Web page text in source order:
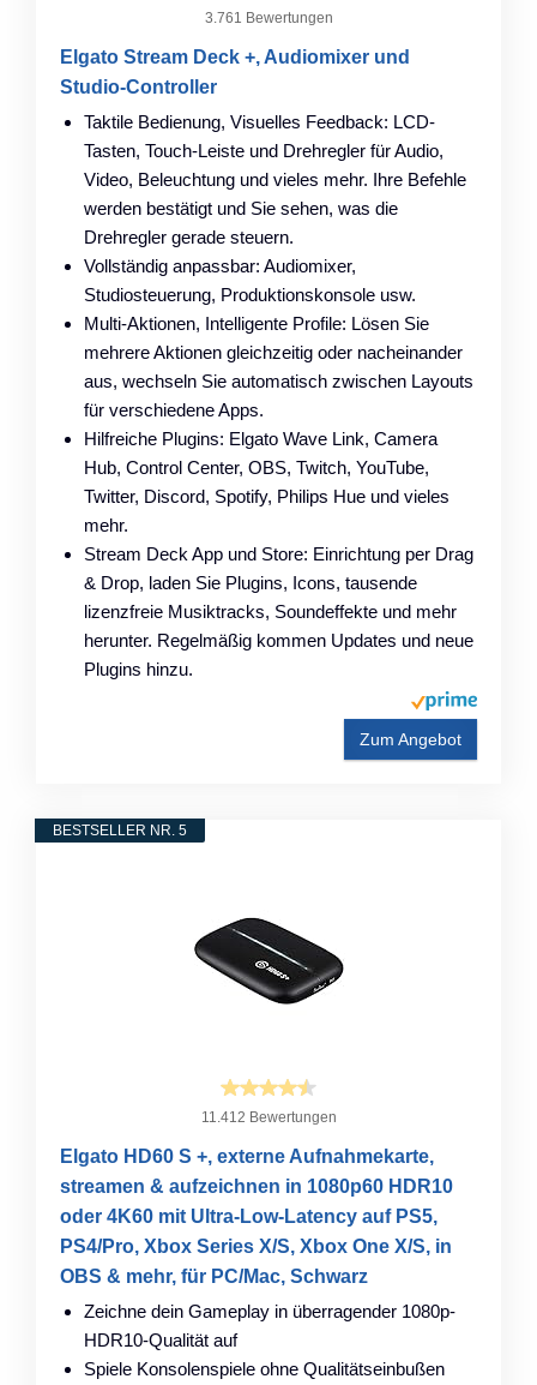
3.761 Bewertungen
Elgato Stream Deck +, Audiomixer und
Studio-Controller
Taktile Bedienung, Visuelles Feedback: LCD-
Tasten, Touch-Leiste und Drehregler für Audio,
Video, Beleuchtung und vieles mehr. Ihre Befehle
werden bestätigt und Sie sehen, was die
Drehregler gerade steuern.
Vollständig anpassbar: Audiomixer,
Studiosteuerung, Produktionskonsole usw.
Multi-Aktionen, Intelligente Profile: Lösen Sie
mehrere Aktionen gleichzeitig oder nacheinander
aus, wechseln Sie automatisch zwischen Layouts
für verschiedene Apps.
Hilfreiche Plugins: Elgato Wave Link, Camera
Hub, Control Center, OBS, Twitch, YouTube,
Twitter, Discord, Spotify, Philips Hue und vieles
mehr.
Stream Deck App und Store: Einrichtung per Drag
& Drop, laden Sie Plugins, Icons, tausende
lizenzfreie Musiktracks, Soundeffekte und mehr
herunter. Regelmäßig kommen Updates und neue
Plugins hinzu.
Zum Angebot
BESTSELLER NR. 5
11.412 Bewertungen
Elgato HD60 S +, externe Aufnahmekarte,
streamen & aufzeichnen in 1080p60 HDR10
oder 4K60 mit Ultra-Low-Latency auf PS5,
PS4/Pro, Xbox Series X/S, Xbox One X/S, in
OBS & mehr, für PC/Mac, Schwarz
Zeichne dein Gameplay in überragender 1080p-
HDR10-Qualität auf
Spiele Konsolenspiele ohne Qualitätseinbußen